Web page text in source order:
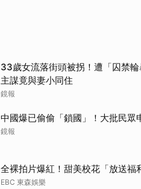
33歲女流落街頭被拐！遭「囚禁
主謀竟與妻小同住
鏡報
中國爆已偷偷「鎖國」！大批民眾
鏡報
全裸拍片爆紅！甜美校花「放送福
EBC 東森娛樂